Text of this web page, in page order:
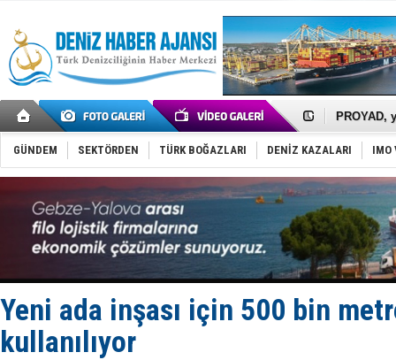
İTU AUV,
PROYAD,
Türkiye-
Türk
Deniz
DÖDER,
Fairline,
Baltık
Runit
Limana
Türk
Hüseyin
Med
GÜNDEM SEKTÖRDEN TÜRK BOĞAZLARI DENİZ KAZALARI IMO
Yeni ada inşası için 500 bin
kullanılıyor